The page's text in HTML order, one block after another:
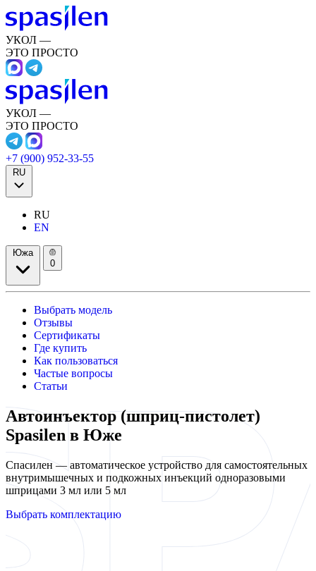
УКОЛ —
ЭТО ПРОСТО
УКОЛ —
ЭТО ПРОСТО
+7 (900) 952-33-55
RU
RU
EN
Южа
0
Выбрать модель
Отзывы
Сертификаты
Где купить
Как пользоваться
Частые вопросы
Статьи
Автоинъектор (шприц-пистолет)
Spasilen в Юже
Спасилен — автоматическое устройство для самостоятельных
внутримышечных и подкожных инъекций одноразовыми
шприцами 3 мл или 5 мл
Выбрать комплектацию